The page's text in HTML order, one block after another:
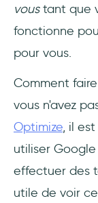
voustant que
fonctionne
pour vous.
Comment
vous n'avez
Optimize, il
utiliser
effectuer des
utile de voir